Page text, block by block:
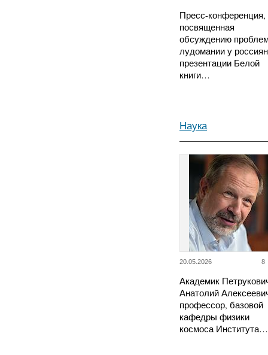
Пресс-конференция,
посвященная
обсуждению
лудомании у
презентации Белой
книги…
Наука
20.05.2026 8
Академик
Анатолий
профессор, базовой
кафедры физики
космоса Института…